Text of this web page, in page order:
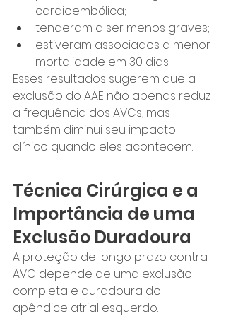
cardioembólica;
tenderam a ser menos graves;
estiveram associados a menor
mortalidade em 30 dias.
Esses resultados sugerem que a
exclusão do AAE não apenas reduz
a frequência dos AVCs, mas
também diminui seu impacto
clínico quando eles acontecem.
Técnica Cirúrgica e a
Importância de uma
Exclusão Duradoura
A proteção de longo prazo contra
AVC depende de uma exclusão
completa e duradoura do
apêndice atrial esquerdo.